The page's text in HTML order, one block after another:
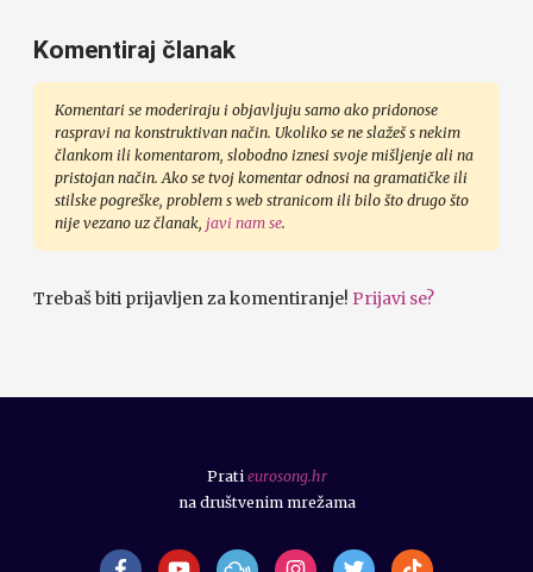
Komentiraj članak
Komentari se moderiraju i objavljuju samo ako pridonose
raspravi na konstruktivan način. Ukoliko se ne slažeš s nekim
člankom ili komentarom, slobodno iznesi svoje mišljenje ali na
pristojan način. Ako se tvoj komentar odnosi na gramatičke ili
stilske pogreške, problem s web stranicom ili bilo što drugo što
nije vezano uz članak, javi nam se.
Trebaš biti prijavljen za komentiranje! Prijavi se?
Prati eurosong.hr
na društvenim mrežama